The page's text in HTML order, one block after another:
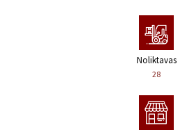
Noliktavas
28